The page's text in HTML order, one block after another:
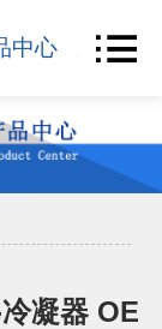
中心 产品查
凝器 OE